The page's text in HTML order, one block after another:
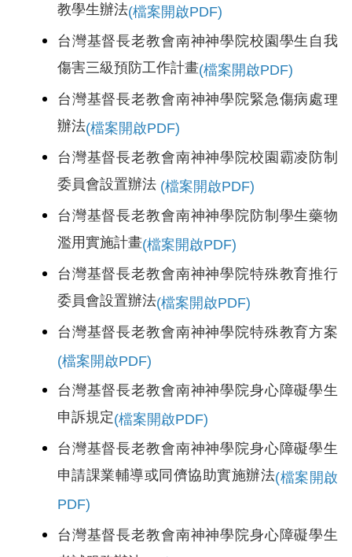
教學生辦法(檔案開啟PDF)
台灣基督長老教會南神神學院校園學生自我
傷害三級預防工作計畫(檔案開啟PDF)
台灣基督長老教會南神神學院緊急傷病處理
辦法(檔案開啟PDF)
台灣基督長老教會南神神學院校園霸凌防制
委員會設置辦法 (檔案開啟PDF)
台灣基督長老教會南神神學院防制學生藥物
濫用實施計畫(檔案開啟PDF)
台灣基督長老教會南神神學院特殊教育推行
委員會設置辦法(檔案開啟PDF)
台灣基督長老教會南神神學院特殊教育方案
(檔案開啟PDF)
台灣基督長老教會南神神學院身心障礙學生
申訴規定(檔案開啟PDF)
台灣基督長老教會南神神學院身心障礙學生
申請課業輔導或同儕協助實施辦法(檔案開啟
PDF)
台灣基督長老教會南神神學院身心障礙學生